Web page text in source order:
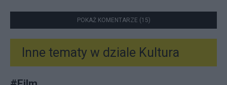
POKAŻ KOMENTARZE (15)
Inne tematy w dziale Kultura